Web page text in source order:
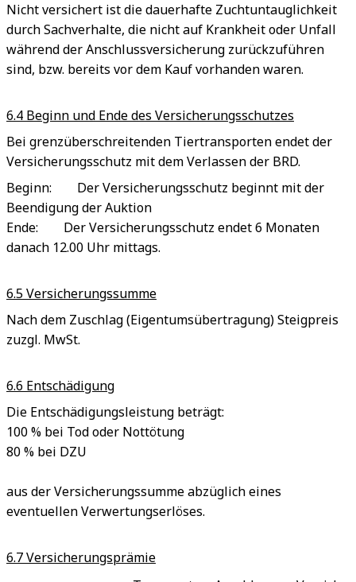
Nicht versichert ist die dauerhafte Zuchtuntauglichkeit
durch Sachverhalte, die nicht auf Krankheit oder Unfall
während der Anschlussversicherung zurückzuführen
sind, bzw. bereits vor dem Kauf vorhanden waren.
6.4 Beginn und Ende des Versicherungsschutzes
Bei grenzüberschreitenden Tiertransporten endet der
Versicherungsschutz mit dem Verlassen der BRD.
Beginn: Der Versicherungsschutz beginnt mit der
Beendigung der Auktion
Ende: Der Versicherungsschutz endet 6 Monaten
danach 12.00 Uhr mittags.
6.5 Versicherungssumme
Nach dem Zuschlag (Eigentumsübertragung) Steigpreis
zuzgl. MwSt.
6.6 Entschädigung
Die Entschädigungsleistung beträgt:
100 % bei Tod oder Nottötung
80 % bei DZU
aus der Versicherungssumme abzüglich eines
eventuellen Verwertungserlöses.
6.7 Versicherungsprämie